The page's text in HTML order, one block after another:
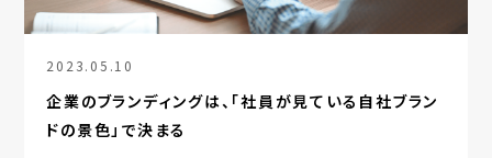
2023.05.10
企業のブランディングは、「社員が見ている自社ブラン
ドの景色」で決まる